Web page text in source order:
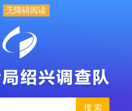
无障碍阅读
搜 索